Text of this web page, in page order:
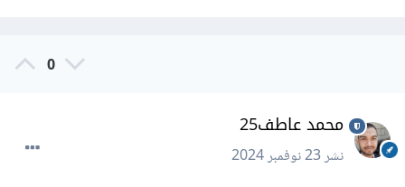
0
محمد عاطف25
نشر23 نوفمبر 2024